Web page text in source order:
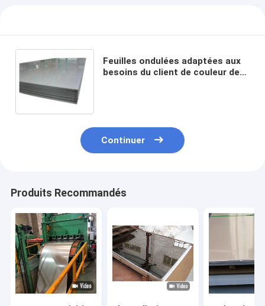
Feuilles ondulées adaptées aux
besoins du client de couleur des
Continuer
Produits Recommandés